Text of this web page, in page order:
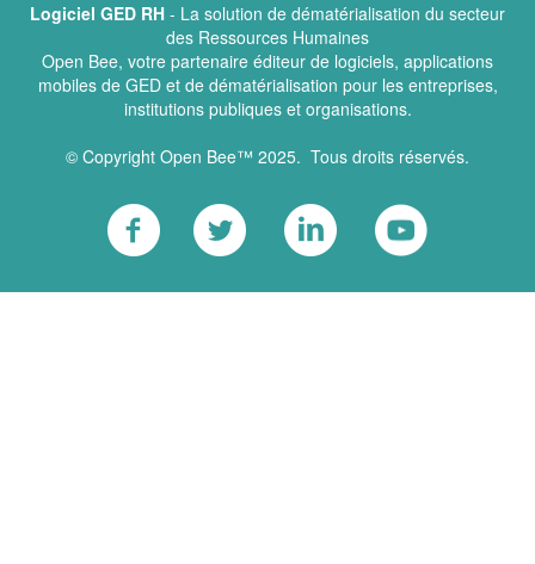
Logiciel GED RH - La solution de dématérialisation du secteur
des Ressources Humaines
Open Bee, votre partenaire éditeur de logiciels, applications
mobiles de GED et de dématérialisation pour les entreprises,
institutions publiques et organisations.
© Copyright Open Bee™ 2025. Tous droits réservés.